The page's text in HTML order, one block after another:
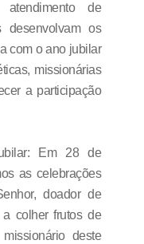
de
desenvolvam os
com o ano jubilar
missionárias
a participação
Em 28 de
as celebrações
doador de
colher frutos de
deste